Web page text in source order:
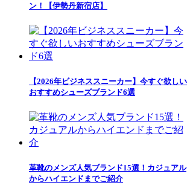
ン！【伊勢丹新宿店】
【2026年ビジネススニーカー】今すぐ欲しい
おすすめシューズブランド6選
革靴のメンズ人気ブランド15選！カジュアル
からハイエンドまでご紹介